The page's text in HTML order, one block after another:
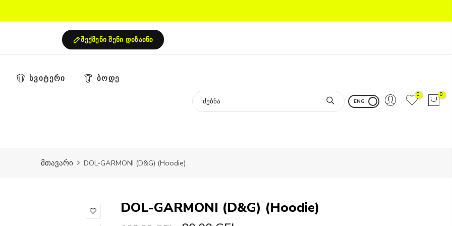
შექმენი შენი დიზაინი
სვიტერი ბოდე
ENG
0 0
მთავარი DOL-GARMONI (D&G) (Hoodie)
DOL-GARMONI (D&G) (Hoodie)